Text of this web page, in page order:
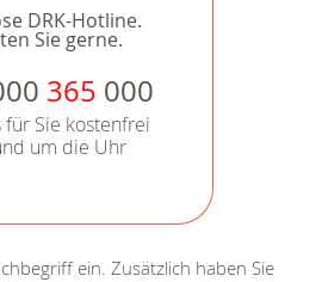
DRK-Hotline.
Sie gerne.
365 000
für Sie kostenfrei
um die Uhr
ein. Zusätzlich haben Sie